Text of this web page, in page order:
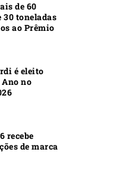
de 60
toneladas
ao Prêmio
é eleito
no
recebe
de marca